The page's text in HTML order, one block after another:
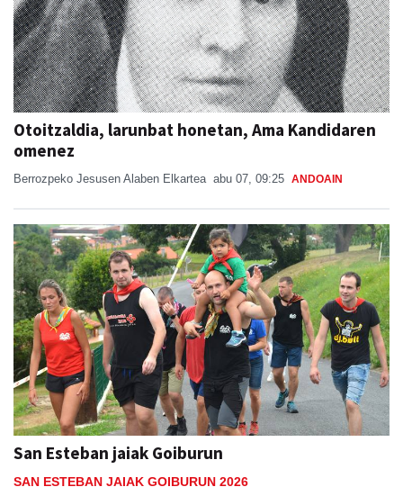
Otoitzaldia, larunbat honetan, Ama Kandidaren
omenez
Berrozpeko Jesusen Alaben Elkartea abu 07, 09:25 ANDOAIN
San Esteban jaiak Goiburun
SAN ESTEBAN JAIAK GOIBURUN 2026